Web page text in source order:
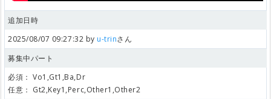
追加日時
2025/08/07 09:27:32 by u-trinさん
募集中パート
必須： Vo1,Gt1,Ba,Dr
任意： Gt2,Key1,Perc,Other1,Other2